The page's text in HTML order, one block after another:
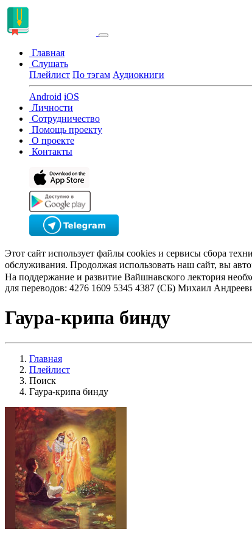
Главная
Слушать
Плейлист По тэгам Аудиокниги
Android iOS
Личности
Сотрудничество
Помощь проекту
О проекте
Контакты
Этот сайт использует файлы cookies и сервисы сбора
обслуживания. Продолжая использовать наш сайт, вы
На поддержание и развитие Вайшнавского лектория
для переводов: 4276 1609 5345 4387 (СБ) Михаил
Гаура-крипа бинду
Главная
Плейлист
Поиск
Гаура-крипа бинду